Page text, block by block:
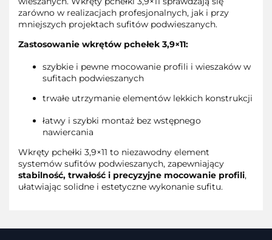
zarówno w realizacjach profesjonalnych, jak i przy
mniejszych projektach sufitów podwieszanych.
Zastosowanie wkrętów pchełek 3,9×11:
szybkie i pewne mocowanie profili i wieszaków w
sufitach podwieszanych
trwałe utrzymanie elementów lekkich konstrukcji
łatwy i szybki montaż bez wstępnego
nawiercania
Wkręty pchełki 3,9×11 to niezawodny element
systemów sufitów podwieszanych, zapewniający
stabilność, trwałość i precyzyjne mocowanie profili,
ułatwiając solidne i estetyczne wykonanie sufitu.